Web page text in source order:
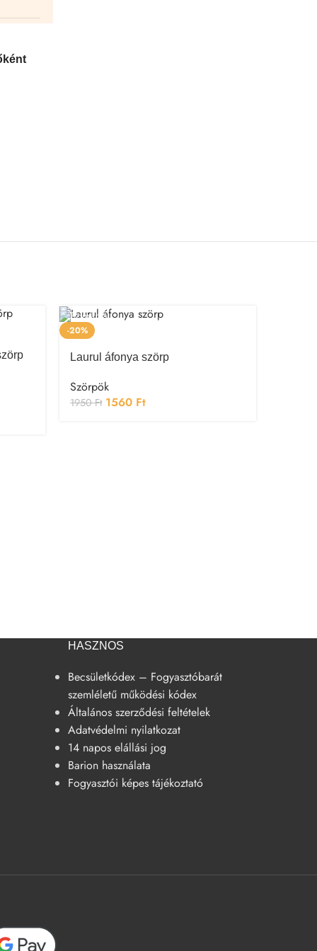
-20%
Laurul áfonya szörp
Szörpök
1950Ft 1560 Ft
HASZNOS
Becsületkódex – Fogyasztóbarát
szemléletű működési kódex
Általános szerződési feltételek
Adatvédelmi nyilatkozat
14 napos elállási jog
Barion használata
Fogyasztói képes tájékoztató